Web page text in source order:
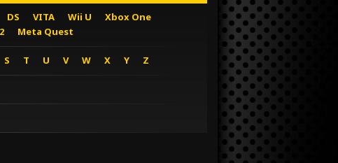
DS VITA Wii U
Xbox One
Meta Quest
S T U V W X Y Z